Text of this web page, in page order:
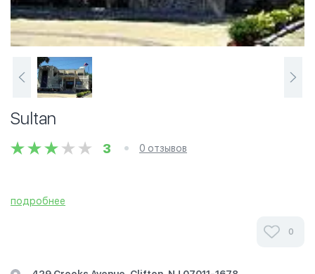
Sultan
3 0 отзывов
подробнее
0